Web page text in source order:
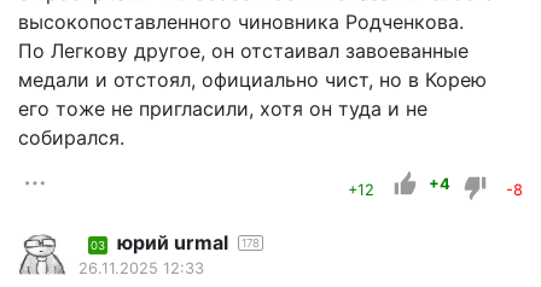
высокопоставленного чиновника Родченкова.
По Легкову другое, он отстаивал завоеванные
медали и отстоял, официально чист, но в Корею
его тоже не пригласили, хотя он туда и не
собирался.
+12 +4 -8
03 юрий urmal 178
26.11.2025 12:33